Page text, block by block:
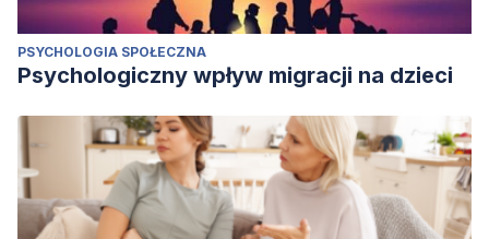
PSYCHOLOGIA SPOŁECZNA
Psychologiczny wpływ migracji na dzieci